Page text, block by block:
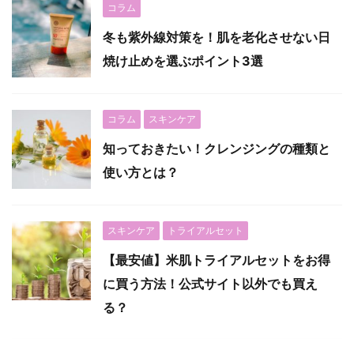
コラム
冬も紫外線対策を！肌を老化させない日
焼け止めを選ぶポイント3選
コラム スキンケア
知っておきたい！クレンジングの種類と
使い方とは？
スキンケア トライアルセット
【最安値】米肌トライアルセットをお得
に買う方法！公式サイト以外でも買え
る？